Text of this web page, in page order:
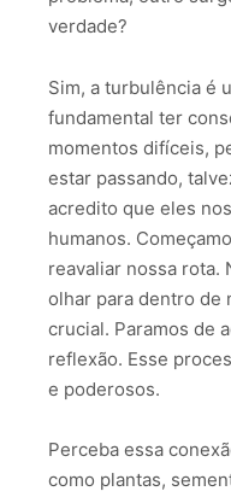
verdade?
Sim, a turbulência é
fundamental ter
momentos difíceis,
estar passando,
acredito que eles
humanos.
reavaliar nossa rota.
olhar para dentro de
crucial. Paramos de
reflexão. Esse
e poderosos.
Perceba essa
como plantas,